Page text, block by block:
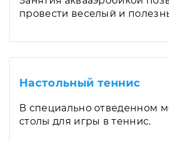
провести веселый и
Настольный теннис
В специально отведенном
столы для игры в теннис.